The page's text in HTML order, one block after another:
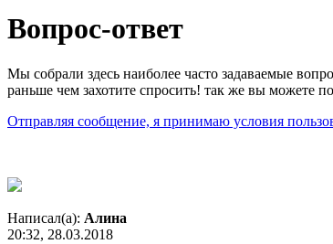
Вопрос-ответ
Мы собрали здесь наиболее часто задаваемые
раньше чем захотите спросить! так же вы можете
Отправляя сообщение, я принимаю условия
Написал(а): Алина
20:32, 28.03.2018